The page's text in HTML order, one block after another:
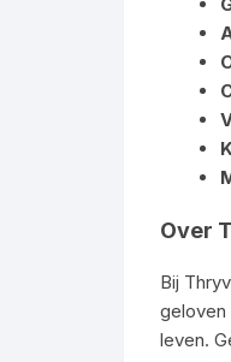
Over
Bij
geloven
leven.